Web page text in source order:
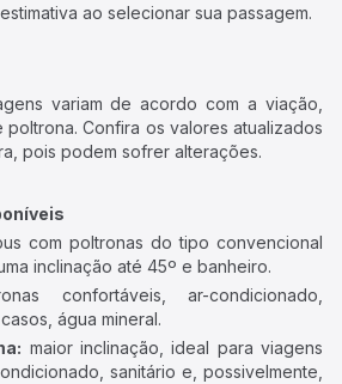
ao selecionar sua passagem.
variam de acordo com a viação,
Confira os valores atualizados
pois podem sofrer alterações.
com poltronas do tipo convencional
inclinação até 45º e banheiro.
confortáveis, ar-condicionado,
água mineral.
maior inclinação, ideal para viagens
sanitário e, possivelmente,